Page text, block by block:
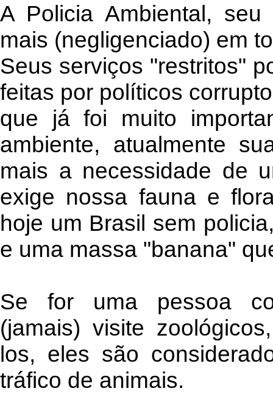
A Policia Ambiental,
mais (negligenciado) em
Seus serviços "restritos"
feitas por políticos
que já foi muito
ambiente, atualmente
mais a necessidade de
exige nossa fauna e
hoje um Brasil sem
e uma massa "banana"
Se for uma pessoa
(jamais) visite
los, eles são
tráfico de animais.